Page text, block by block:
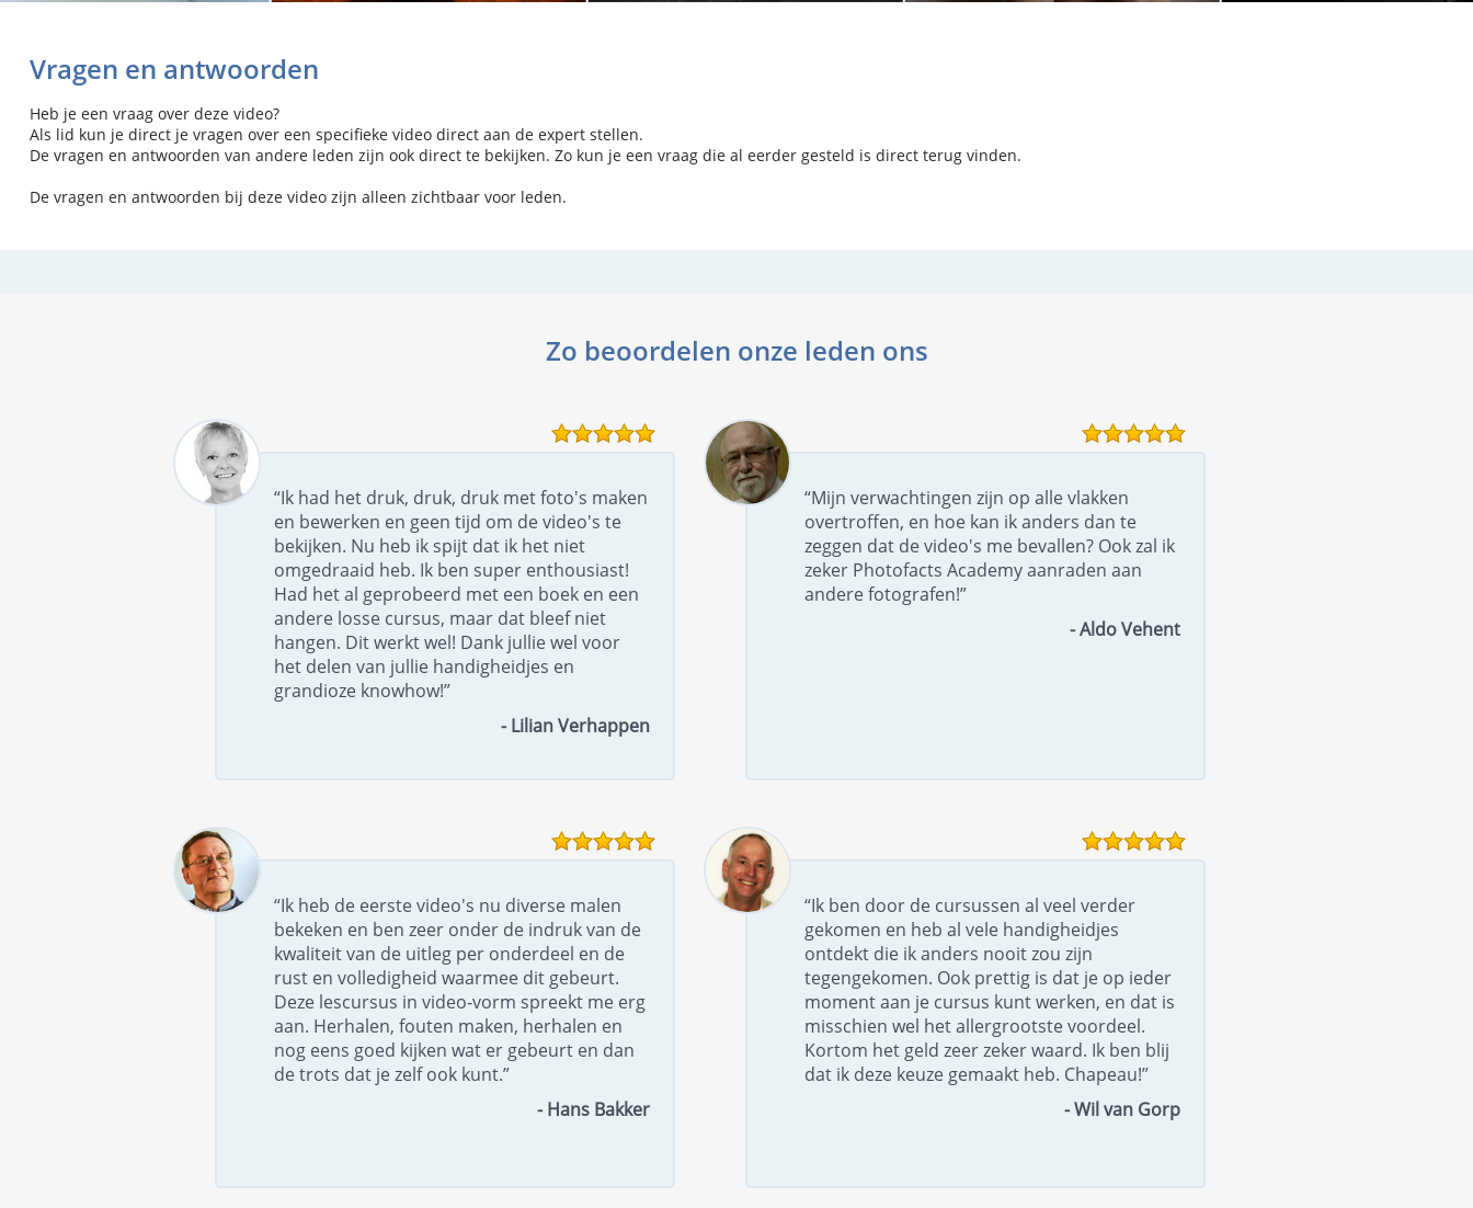
Vragen en antwoorden
Heb je een vraag over deze video?
Als lid kun je direct je vragen over een specifieke video direct aan de expert stellen.
De vragen en antwoorden van andere leden zijn ook direct te bekijken. Zo kun je een vraag die al eerder gesteld is direct terug vinden.
De vragen en antwoorden bij deze video zijn alleen zichtbaar voor leden.
Zo beoordelen onze leden ons
“Ik had het druk, druk, druk met foto's maken
en bewerken en geen tijd om de video's te
bekijken. Nu heb ik spijt dat ik het niet
omgedraaid heb. Ik ben super enthousiast!
Had het al geprobeerd met een boek en een
andere losse cursus, maar dat bleef niet
hangen. Dit werkt wel! Dank jullie wel voor
het delen van jullie handigheidjes en
grandioze knowhow!”
- Lilian Verhappen
“Mijn verwachtingen zijn op alle vlakken
overtroffen, en hoe kan ik anders dan te
zeggen dat de video's me bevallen? Ook zal ik
zeker Photofacts Academy aanraden aan
andere fotografen!”
- Aldo Vehent
“Ik heb de eerste video's nu diverse malen
bekeken en ben zeer onder de indruk van de
kwaliteit van de uitleg per onderdeel en de
rust en volledigheid waarmee dit gebeurt.
Deze lescursus in video-vorm spreekt me erg
aan. Herhalen, fouten maken, herhalen en
nog eens goed kijken wat er gebeurt en dan
de trots dat je zelf ook kunt.”
- Hans Bakker
“Ik ben door de cursussen al veel verder
gekomen en heb al vele handigheidjes
ontdekt die ik anders nooit zou zijn
tegengekomen. Ook prettig is dat je op ieder
moment aan je cursus kunt werken, en dat is
misschien wel het allergrootste voordeel.
Kortom het geld zeer zeker waard. Ik ben blij
dat ik deze keuze gemaakt heb. Chapeau!”
- Wil van Gorp